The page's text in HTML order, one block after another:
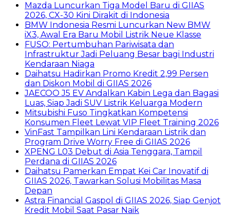
Mazda Luncurkan Tiga Model Baru di GIIAS
2026, CX-30 Kini Dirakit di Indonesia
BMW Indonesia Resmi Luncurkan New BMW
iX3, Awal Era Baru Mobil Listrik Neue Klasse
FUSO: Pertumbuhan Pariwisata dan
Infrastruktur Jadi Peluang Besar bagi Industri
Kendaraan Niaga
Daihatsu Hadirkan Promo Kredit 2,99 Persen
dan Diskon Mobil di GIIAS 2026
JAECOO J5 EV Andalkan Kabin Lega dan Bagasi
Luas, Siap Jadi SUV Listrik Keluarga Modern
Mitsubishi Fuso Tingkatkan Kompetensi
Konsumen Fleet Lewat VIP Fleet Training 2026
VinFast Tampilkan Lini Kendaraan Listrik dan
Program Drive Worry Free di GIIAS 2026
XPENG L03 Debut di Asia Tenggara, Tampil
Perdana di GIIAS 2026
Daihatsu Pamerkan Empat Kei Car Inovatif di
GIIAS 2026, Tawarkan Solusi Mobilitas Masa
Depan
Astra Financial Gaspol di GIIAS 2026, Siap Genjot
Kredit Mobil Saat Pasar Naik